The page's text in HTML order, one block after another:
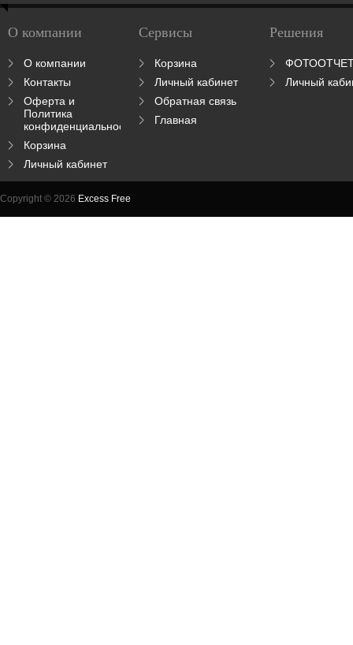
О компании
О компании
Контакты
Оферта и
Политика
конфиденциальности
Корзина
Личный кабинет
Сервисы
Корзина
Личный кабинет
Обратная связь
Главная
Решения
Личный
Copyright © 2026 Excess Free